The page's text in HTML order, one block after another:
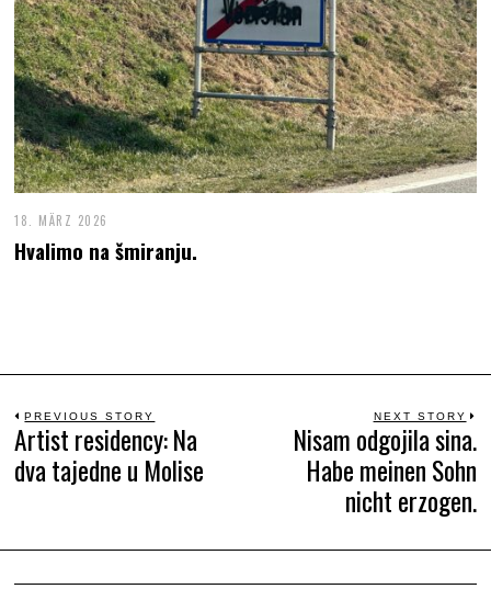
18. MÄRZ 2026
Hvalimo na šmiranju.
Beitrags-
Navigation
PREVIOUS STORY
Previous
post:
Artist residency: Na
dva tajedne u Molise
NEXT STORY
Nisam odgojila sina.
Habe meinen Sohn
nicht erzogen.